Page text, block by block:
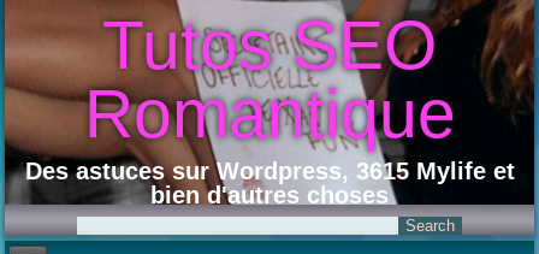
Tutos SEO
Romantique
Des astuces sur Wordpress, 3615 Mylife et
bien d'autres choses